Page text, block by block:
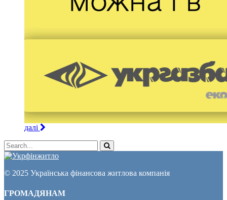
далі
© 2025 Українська фінансова житлова компанія
ГРОМАДЯНАМ